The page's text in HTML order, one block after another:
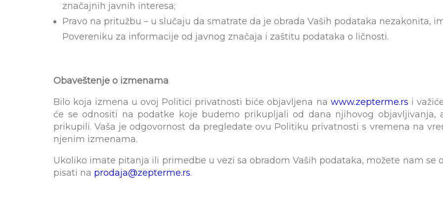
značajnih javnih interesa;
Pravo na pritužbu – u slučaju da smatrate da je obrada Vaših podataka nezakonita,
Povereniku za informacije od javnog značaja i zaštitu podataka o ličnosti.
Obaveštenje o izmenama
Bilo koja izmena u ovoj Politici privatnosti biće objavljena na www.zepterme.rs i
će se odnositi na podatke koje budemo prikupljali od dana njihovog
prikupili. Vaša je odgovornost da pregledate ovu Politiku privatnosti s vremena na
njenim izmenama.
Ukoliko imate pitanja ili primedbe u vezi sa obradom Vaših podataka, možete nam se
pisati na prodaja@zepterme.rs.